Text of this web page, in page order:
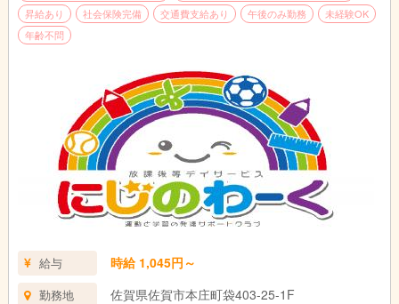
昇給あり
社会保険完備 交通費支給あり 午後のみ勤務
未経験OK
年齢不問
給与 時給 1,045円～
勤務地 佐賀県佐賀市本庄町袋403-25-1F